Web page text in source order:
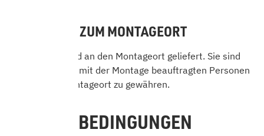
5.2 ZUGANG ZUM MONTAGEORT
Das Produkt wird an den Montageort geliefert. Sie sind
verpflichtet, der mit der Montage beauftragten Personen
Zugang zum Montageort zu gewähren.
6. LIEFERBEDINGUNGEN